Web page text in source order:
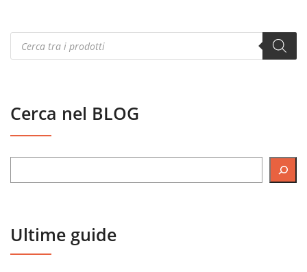
Products
search
Cerca nel BLOG
Ultime guide